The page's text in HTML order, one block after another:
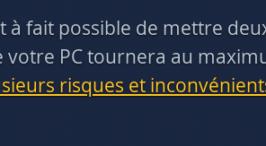
à fait possible de mettre
PC tournera au
risques et